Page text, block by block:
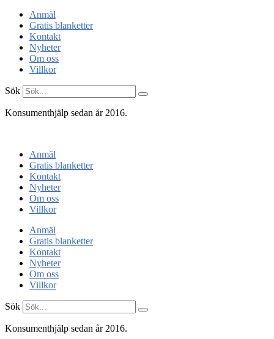
Anmäl
Gratis blanketter
Kontakt
Nyheter
Om oss
Villkor
Sök
Konsumenthjälp sedan år 2016.
Anmäl
Gratis blanketter
Kontakt
Nyheter
Om oss
Villkor
Anmäl
Gratis blanketter
Kontakt
Nyheter
Om oss
Villkor
Sök
Konsumenthjälp sedan år 2016.